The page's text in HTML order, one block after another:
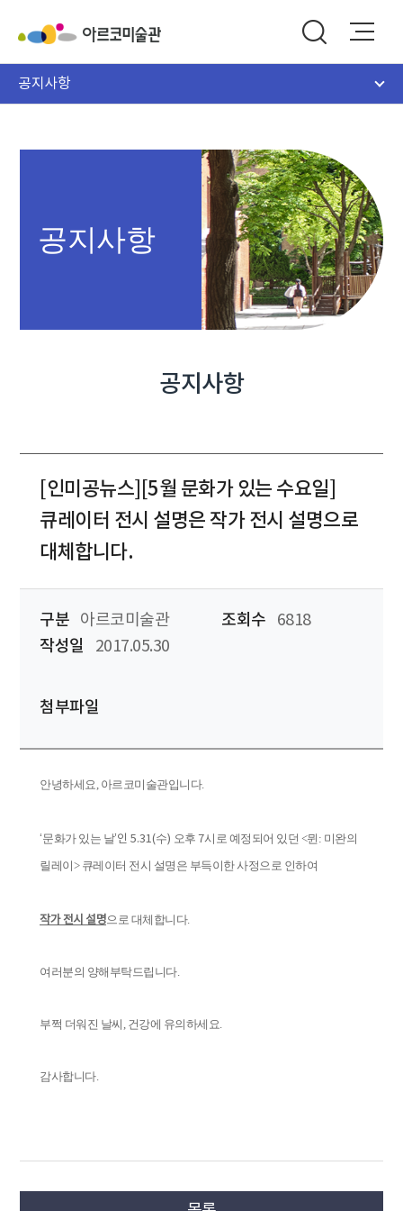
공지사항
공지사항
공지사항
[인미공뉴스][5월 문화가 있는 수요일]
큐레이터 전시 설명은 작가 전시 설명으로
대체합니다.
구분 아르코미술관 조회수
6818
작성일
2017.05.30
첨부파일
안녕하세요, 아르코미술관입니다.
‘문화가 있는 날’인 5.31(수) 오후 7시로 예정되어 있던 <뮌: 미완의
릴레이> 큐레이터 전시 설명은 부득이한 사정으로 인하여
작가 전시 설명으로 대체합니다.
여러분의 양해부탁드립니다.
부쩍 더워진 날씨, 건강에 유의하세요.
감사합니다.